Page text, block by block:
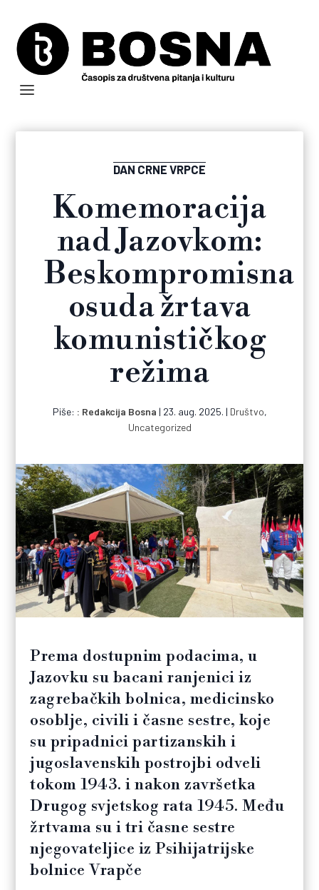
DAN CRNE VRPCE
Komemoracija
nad Jazovkom:
Beskompromisna
osuda žrtava
komunističkog
režima
Piše: Redakcija Bosna | 23. aug. 2025. | Društvo,
Uncategorized
Prema dostupnim podacima, u
Jazovku su bacani ranjenici iz
zagrebačkih bolnica, medicinsko
osoblje, civili i časne sestre, koje
su pripadnici partizanskih i
jugoslavenskih postrojbi odveli
tokom 1943. i nakon završetka
Drugog svjetskog rata 1945. Među
žrtvama su i tri časne sestre
njegovateljice iz Psihijatrijske
bolnice Vrapče